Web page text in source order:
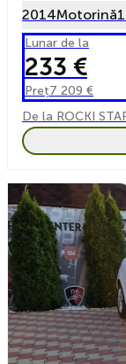
2014Motorină
Lunar de la
233 €
Preț7 209 €
De la ROCKI